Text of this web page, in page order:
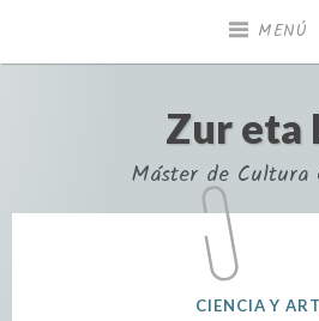
MENÚ
Zur eta
Máster de Cultura
CIENCIA Y